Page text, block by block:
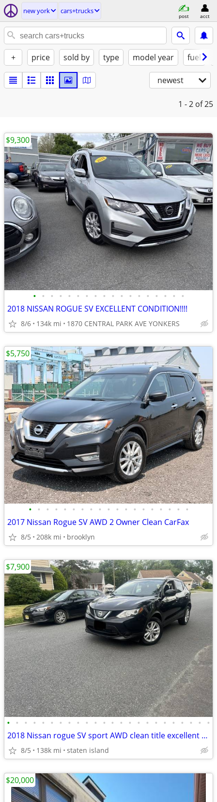
new york cars+trucks
post acct
+ price sold by type model year fuel
newest
1 - 2 of 25
• • • • • • • • • • • • • • • • • •
2018 NISSAN ROGUE SV EXCELLENT CONDITION!!!!
8/6 134k mi 1870 CENTRAL PARK AVE YONKERS
$9,300
• • • • • • • • • • • • • • • • • • •
2017 Nissan Rogue SV AWD 2 Owner Clean CarFax
8/5 208k mi brooklyn
$5,750
• • • • • • • • • • • • • • • • • • • • • • • •
2018 Nissan rogue SV sport AWD clean title excellent condition
8/5 138k mi staten island
$7,900
$20,000